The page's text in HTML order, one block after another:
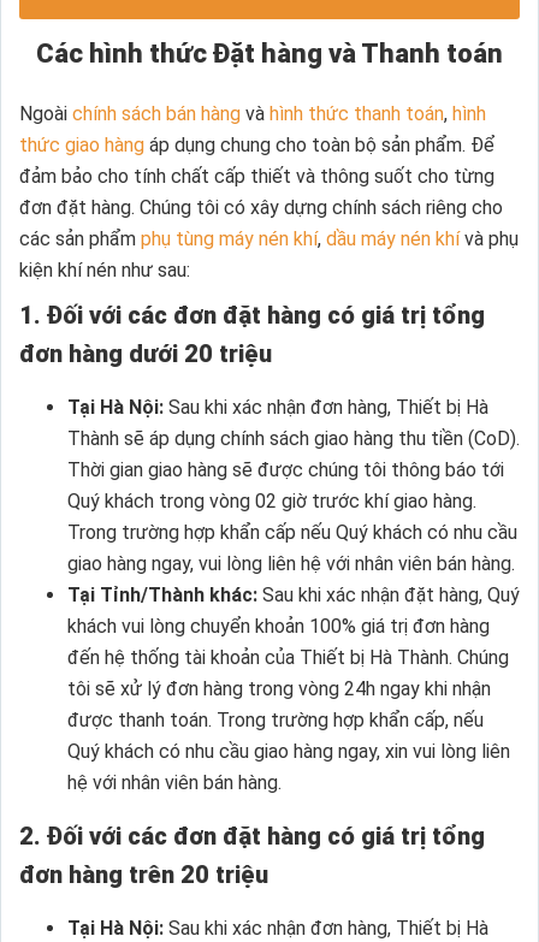
Các hình thức Đặt hàng và Thanh toán
Ngoài chính sách bán hàng và hình thức thanh toán, hình
thức giao hàng áp dụng chung cho toàn bộ sản phẩm. Để
đảm bảo cho tính chất cấp thiết và thông suốt cho từng
đơn đặt hàng. Chúng tôi có xây dựng chính sách riêng cho
các sản phẩm phụ tùng máy nén khí, dầu máy nén khívà phụ
kiện khí nén như sau:
1. Đối với các đơn đặt hàng có giá trị tổng
đơn hàng dưới 20 triệu
Tại Hà Nội: Sau khi xác nhận đơn hàng, Thiết bị Hà
Thành sẽ áp dụng chính sách giao hàng thu tiền (CoD).
Thời gian giao hàng sẽ được chúng tôi thông báo tới
Quý khách trong vòng 02 giờ trước khí giao hàng.
Trong trường hợp khẩn cấp nếu Quý khách có nhu cầu
giao hàng ngay, vui lòng liên hệ với nhân viên bán hàng.
Tại Tỉnh/Thành khác: Sau khi xác nhận đặt hàng, Quý
khách vui lòng chuyển khoản 100% giá trị đơn hàng
đến hệ thống tài khoản của Thiết bị Hà Thành. Chúng
tôi sẽ xử lý đơn hàng trong vòng 24h ngay khi nhận
được thanh toán. Trong trường hợp khẩn cấp, nếu
Quý khách có nhu cầu giao hàng ngay, xin vui lòng liên
hệ với nhân viên bán hàng.
2. Đối với các đơn đặt hàng có giá trị tổng
đơn hàng trên 20 triệu
Tại Hà Nội: Sau khi xác nhận đơn hàng, Thiết bị Hà